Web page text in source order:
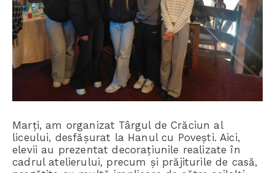
Marți, am organizat Târgul de Crăciun al
liceului, desfășurat la Hanul cu Povești. Aici,
elevii au prezentat decorațiunile realizate în
cadrul atelierului, precum și prăjiturile de casă,